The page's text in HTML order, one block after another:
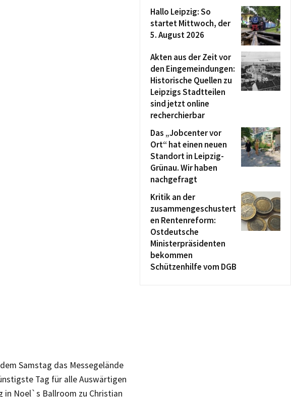
Samstag das Messegelände
Tag für alle Auswärtigen
in Noel`s Ballroom zu Christian
Hallo Leipzig: So
startet Mittwoch, der
5. August 2026
Akten aus der Zeit vor
den Eingemeindungen:
Historische Quellen zu
Leipzigs Stadtteilen
sind jetzt online
recherchierbar
Das „Jobcenter vor
Ort“ hat einen neuen
Standort in Leipzig-
Grünau. Wir haben
nachgefragt
Kritik an der
zusammengeschustert
en Rentenreform:
Ostdeutsche
Ministerpräsidenten
bekommen
Schützenhilfe vom DGB